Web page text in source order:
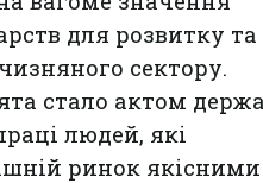
для розвитку та
сектору.
стало актом
людей, які
ринок якісними